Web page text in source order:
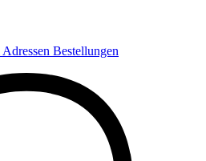
Adressen Bestellungen